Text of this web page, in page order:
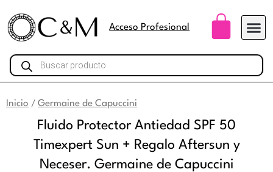
contenido
Acceso Profesional
Búsqueda
de
productos
Inicio / Germaine de Capuccini
Fluido Protector Antiedad SPF 50
Timexpert Sun + Regalo Aftersun y
Neceser. Germaine de Capuccini